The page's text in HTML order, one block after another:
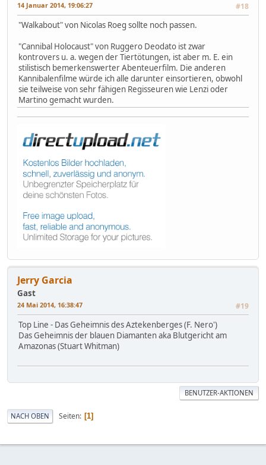
14 Januar 2014, 19:06:27 #18
"Walkabout" von Nicolas Roeg sollte noch passen.
"Cannibal Holocaust" von Ruggero Deodato ist zwar
kontrovers u. a. wegen der Tiertötungen, ist aber m. E. ein
stilistisch bemerkenswerter Abenteuerfilm. Die anderen
Kannibalenfilme würde ich alle darunter einsortieren, obwohl
sie teilweise von sehr fähigen Regisseuren wie Lenzi oder
Martino gemacht wurden.
Jerry Garcia
Gast
24 Mai 2014, 16:38:47 #19
Top Line - Das Geheimnis des Aztekenberges (F. Nero')
Das Geheimnis der blauen Diamanten aka Blutgericht am
Amazonas (Stuart Whitman)
BENUTZER-AKTIONEN
NACH OBEN Seiten 1